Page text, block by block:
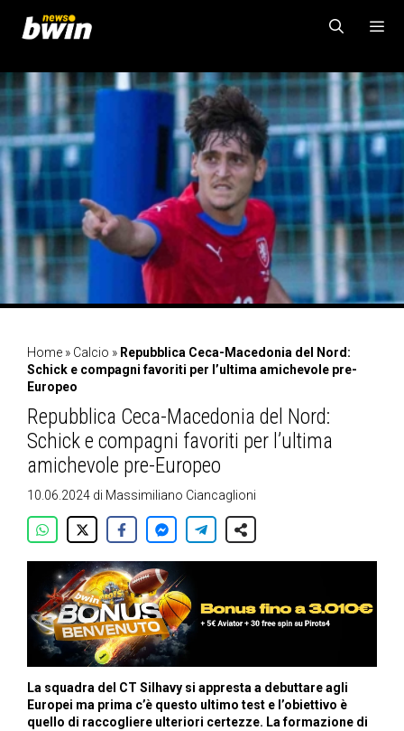
contenuto
MENU
Home » Calcio » Repubblica Ceca-Macedonia del Nord:
Schick e compagni favoriti per l’ultima amichevole pre-
Europeo
Repubblica Ceca-Macedonia del Nord:
Schick e compagni favoriti per l’ultima
amichevole pre-Europeo
10.06.2024 di Massimiliano Ciancaglioni
La squadra del CT Silhavy si appresta a debuttare agli
Europei ma prima c’è questo ultimo test e l’obiettivo è
quello di raccogliere ulteriori certezze. La formazione di